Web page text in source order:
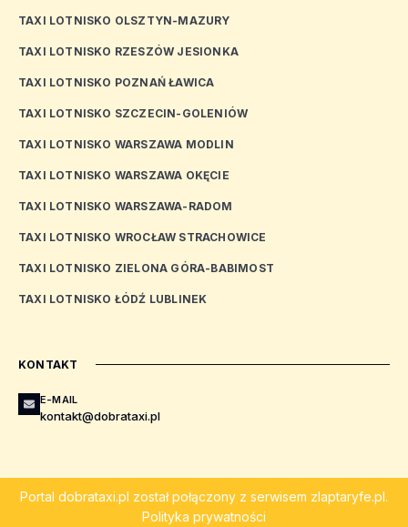
TAXI LOTNISKO OLSZTYN-MAZURY
TAXI LOTNISKO RZESZÓW JESIONKA
TAXI LOTNISKO POZNAŃ ŁAWICA
TAXI LOTNISKO SZCZECIN-GOLENIÓW
TAXI LOTNISKO WARSZAWA MODLIN
TAXI LOTNISKO WARSZAWA OKĘCIE
TAXI LOTNISKO WARSZAWA-RADOM
TAXI LOTNISKO WROCŁAW STRACHOWICE
TAXI LOTNISKO ZIELONA GÓRA-BABIMOST
TAXI LOTNISKO ŁÓDŹ LUBLINEK
KONTAKT
E-MAIL
kontakt@dobrataxi.pl
Portal dobrataxi.pl został połączony z serwisem zlaptaryfe.pl.
Polityka prywatności